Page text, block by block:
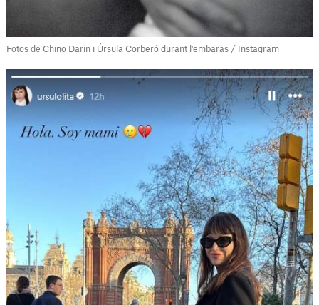
Fotos de Chino Darín i Úrsula Corberó durant l'embaràs / Instagram